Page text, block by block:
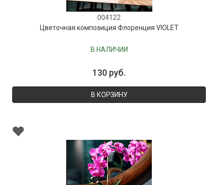
004122
Цветочная композиция Флоренция VIOLET
В НАЛИЧИИ
130 руб.
В КОРЗИНУ